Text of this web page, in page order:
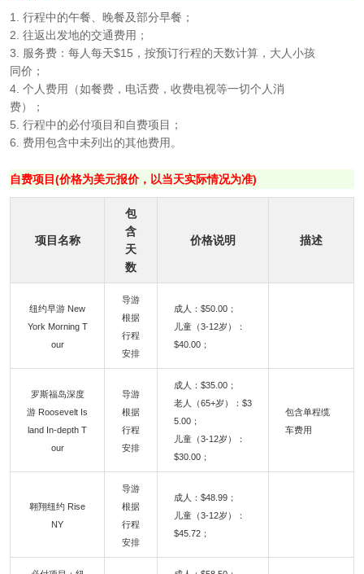
1. 行程中的午餐、晚餐及部分早餐；
2. 往返出发地的交通费用；
3. 服务费：每人每天$15，按预订行程的天数计算，大人小孩
同价；
4. 个人费用（如餐费，电话费，收费电视等一切个人消
费）；
5. 行程中的必付项目和自费项目；
6. 费用包含中未列出的其他费用。
自费项目(价格为美元报价，以当天实际情况为准)
项目名称
包
含
天
数
价格说明 描述
纽约早游 New
York Morning T
our
导游
根据
行程
安排
成人：$50.00；
儿童（3-12岁）：
$40.00；
罗斯福岛深度
游 Roosevelt Is
land In-depth T
our
导游
根据
行程
安排
成人：$35.00；
老人（65+岁）：$3
5.00；
儿童（3-12岁）：
$30.00；
包含单程缆
车费用
翱翔纽约 Rise
NY
导游
根据
行程
安排
成人：$48.99；
儿童（3-12岁）：
$45.72；